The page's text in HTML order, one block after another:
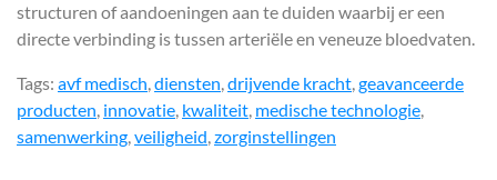
structuren of aandoeningen aan te duiden waarbij er een
directe verbinding is tussen arteriële en veneuze bloedvaten.
Tags: avf medisch,diensten,drijvende kracht,geavanceerde
producten, innovatie, kwaliteit, medische technologie,
samenwerking,veiligheid,zorginstellingen